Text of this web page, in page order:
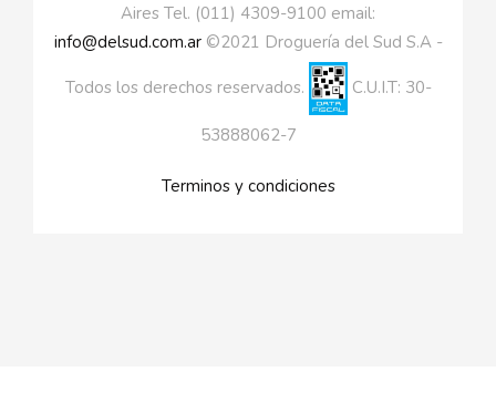
Aires Tel. (011) 4309-9100 email:
info@delsud.com.ar©2021 Droguería del Sud S.A -
Todos los derechos reservados. C.U.I.T: 30-
53888062-7
Terminos y condiciones